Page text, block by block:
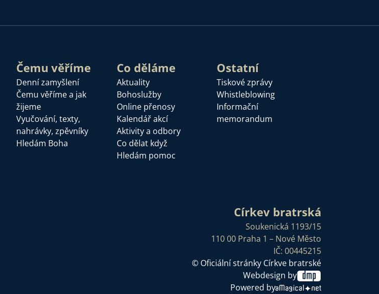
Čemu věříme
Denní zamyšlení
Čemu věříme a jak
žijeme
Vyučování, texty,
nahrávky, zpěvníky
Hledám Boha
Co děláme
Aktuality
Bohoslužby
Online přenosy
Kalendář akcí
Aktivity a odbory
Co dělat když
Hledám pomoc
Ostatní
Tiskové zprávy
Whistleblowing
Informační
memorandum
Církev bratrská
Soukenická 1193/15
110 00 Praha 1 – Nové Město
IČ: 00445215
© Oficiální stránky Církve bratrské
Webdesign by
Powered by